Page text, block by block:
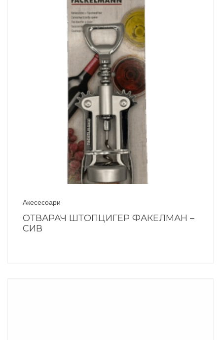
Акесесоари
ОТВАРАЧ ШТОПЦИГЕР ФАКЕЛМАН –
СИВ